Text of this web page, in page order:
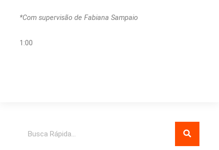
*Com supervisão de Fabiana Sampaio
1:00